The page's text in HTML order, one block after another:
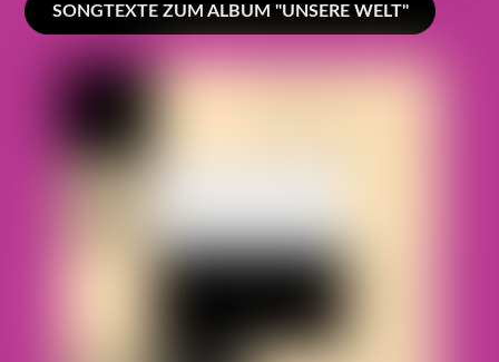
SONGTEXTE ZUM ALBUM "UNSERE WELT"